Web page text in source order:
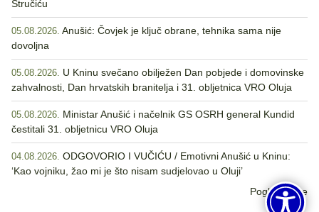
Stručiću
05.08.2026. Anušić: Čovjek je ključ obrane, tehnika sama nije
dovoljna
05.08.2026. U Kninu svečano obilježen Dan pobjede i domovinske
zahvalnosti, Dan hrvatskih branitelja i 31. obljetnica VRO Oluja
05.08.2026. Ministar Anušić i načelnik GS OSRH general Kundid
čestitali 31. obljetnicu VRO Oluja
04.08.2026. ODGOVORIO I VUČIĆU / Emotivni Anušić u Kninu:
‘Kao vojniku, žao mi je što nisam sudjelovao u Oluji’
Pogledaj sve